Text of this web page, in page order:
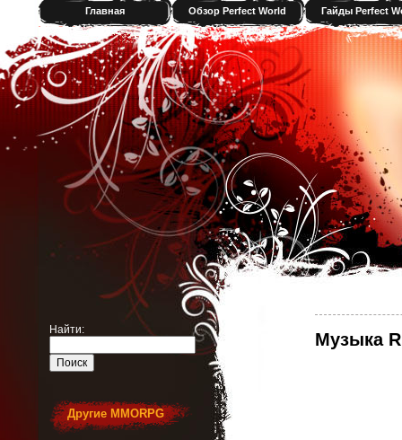
Главная Обзор Perfect World Гайды Perfect
Музыка
Найти:
Другие MMORPG